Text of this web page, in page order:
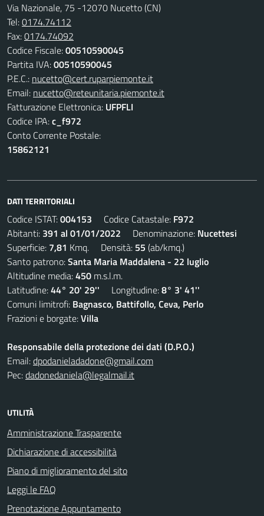
Via Nazionale, 75 -12070 Nucetto (CN)
Tel:0174.74112
Fax:0174.74092
Codice Fiscale:00510590045
Partita IVA:00510590045
P.E.C.: nucetto@cert.ruparpiemonte.it
Email: nucetto@reteunitaria.piemonte.it
Fatturazione Elettronica: UFPFLI
Codice IPA:c_f972
Conto Corrente Postale:
15862121
DATI TERRITORIALI
Codice ISTAT:004153 Codice Catastale: F972
Abitanti: 391 al 01/01/2022 Denominazione: Nucettesi
Superficie: 7,81 Kmq. Densità: 55 (ab/kmq.)
Santo patrono:Santa Maria Maddalena - 22 luglio
Altitudine media:450 m.s.l.m.
Latitudine:44° 20' 29'' Longitudine:8° 3' 41''
Comuni limitrofi: Bagnasco, Battifollo, Ceva, Perlo
Frazioni e borgate:Villa
Responsabile della protezione dei dati (D.P.O.)
Email:dpodanieladadone@gmail.com
Pec:dadonedaniela@legalmail.it
UTILITÀ
Amministrazione Trasparente
Dichiarazione di accessibilità
Piano di miglioramento del sito
Leggi le FAQ
Prenotazione Appuntamento